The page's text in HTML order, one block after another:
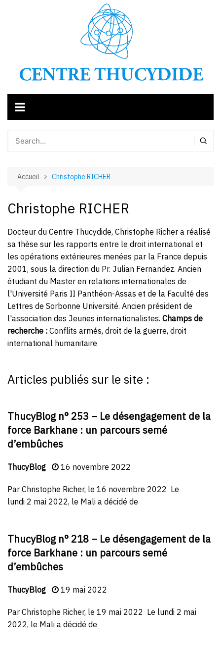
Accueil Christophe RICHER
Christophe RICHER
Docteur du Centre Thucydide, Christophe Richer a réalisé
sa thèse sur les rapports entre le droit international et
les opérations extérieures menées par la France depuis
2001, sous la direction du Pr. Julian Fernandez. Ancien
étudiant du Master en relations internationales de
l'Université Paris II Panthéon-Assas et de la Faculté des
Lettres de Sorbonne Université. Ancien président de
l'association des Jeunes internationalistes. Champs de
recherche : Conflits armés, droit de la guerre, droit
international humanitaire
Articles publiés sur le site :
ThucyBlog n° 253 – Le désengagement de la
force Barkhane : un parcours semé
d’embûches
ThucyBlog 16 novembre 2022
Par Christophe Richer, le 16 novembre 2022 Le
lundi 2 mai 2022, le Mali a décidé de
ThucyBlog n° 218 – Le désengagement de la
force Barkhane : un parcours semé
d’embûches
ThucyBlog 19 mai 2022
Par Christophe Richer, le 19 mai 2022 Le lundi 2 mai
2022, le Mali a décidé de